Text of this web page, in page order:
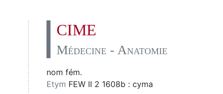
CIME
Médecine - Anatomie
nom fém.
Etym FEW II 2 1608b : cyma